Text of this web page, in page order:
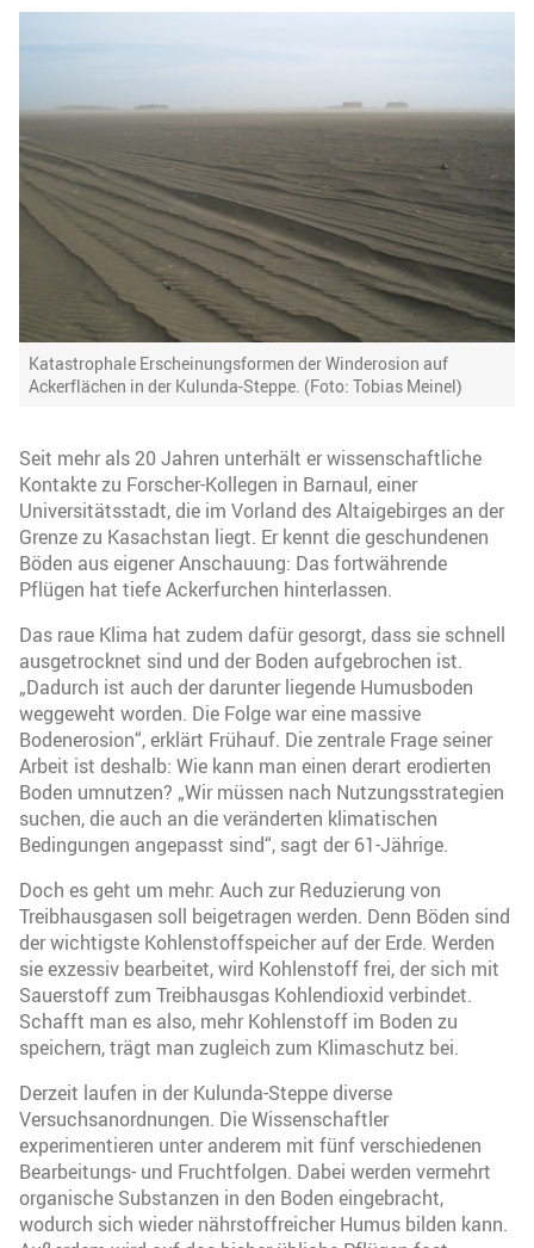
Katastrophale Erscheinungsformen der Winderosion auf
Ackerflächen in der Kulunda-Steppe. (Foto: Tobias Meinel)
Seit mehr als 20 Jahren unterhält er wissenschaftliche
Kontakte zu Forscher-Kollegen in Barnaul, einer
Universitätsstadt, die im Vorland des Altaigebirges an der
Grenze zu Kasachstan liegt. Er kennt die geschundenen
Böden aus eigener Anschauung: Das fortwährende
Pflügen hat tiefe Ackerfurchen hinterlassen.
Das raue Klima hat zudem dafür gesorgt, dass sie schnell
ausgetrocknet sind und der Boden aufgebrochen ist.
„Dadurch ist auch der darunter liegende Humusboden
weggeweht worden. Die Folge war eine massive
Bodenerosion“, erklärt Frühauf. Die zentrale Frage seiner
Arbeit ist deshalb: Wie kann man einen derart erodierten
Boden umnutzen? „Wir müssen nach Nutzungsstrategien
suchen, die auch an die veränderten klimatischen
Bedingungen angepasst sind“, sagt der 61-Jährige.
Doch es geht um mehr: Auch zur Reduzierung von
Treibhausgasen soll beigetragen werden. Denn Böden sind
der wichtigste Kohlenstoffspeicher auf der Erde. Werden
sie exzessiv bearbeitet, wird Kohlenstoff frei, der sich mit
Sauerstoff zum Treibhausgas Kohlendioxid verbindet.
Schafft man es also, mehr Kohlenstoff im Boden zu
speichern, trägt man zugleich zum Klimaschutz bei.
Derzeit laufen in der Kulunda-Steppe diverse
Versuchsanordnungen. Die Wissenschaftler
experimentieren unter anderem mit fünf verschiedenen
Bearbeitungs- und Fruchtfolgen. Dabei werden vermehrt
organische Substanzen in den Boden eingebracht,
wodurch sich wieder nährstoffreicher Humus bilden kann.